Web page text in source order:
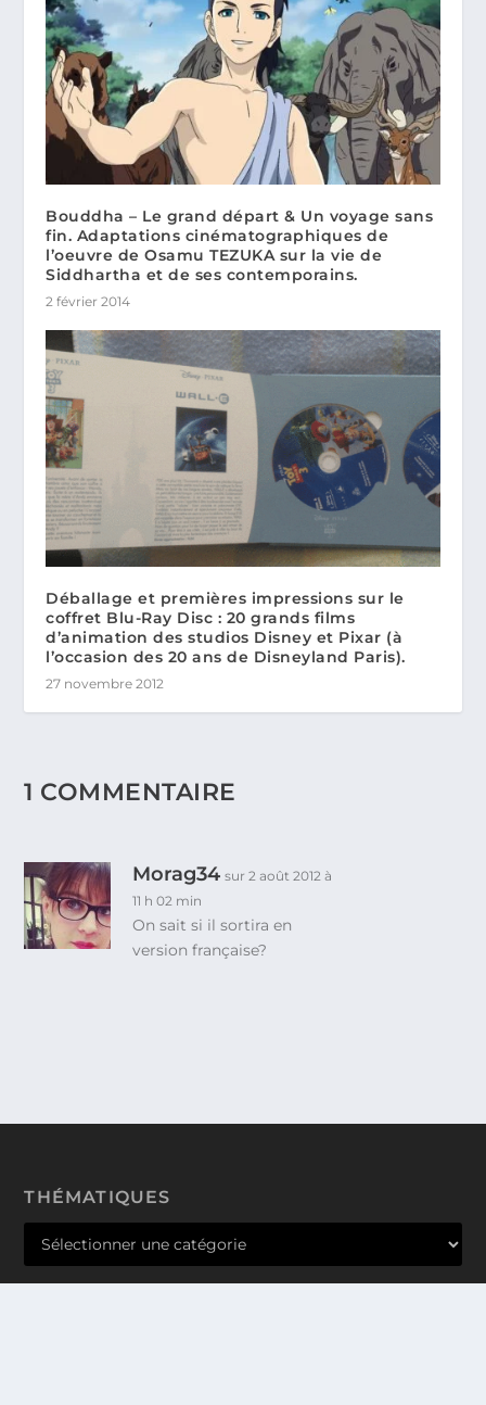
Bouddha – Le grand départ & Un voyage sans
fin. Adaptations cinématographiques de
l’oeuvre de Osamu TEZUKA sur la vie de
Siddhartha et de ses contemporains.
2 février 2014
Déballage et premières impressions sur le
coffret Blu-Ray Disc : 20 grands films
d’animation des studios Disney et Pixar (à
l’occasion des 20 ans de Disneyland Paris).
27 novembre 2012
1 COMMENTAIRE
Morag34 sur 2 août 2012 à
11 h 02 min
On sait si il sortira en
version française?
THÉMATIQUES